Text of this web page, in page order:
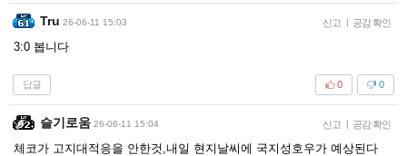
Tru 26-06-11 15:03 신고 | 공감 확인
3:0 봅니다
답글 0
0
슬기로움 26-06-11 15:04 신고 | 공감 확인
체코가 고지대적응을 안한것,내일 현지날씨에 국지성호우가 예상된다